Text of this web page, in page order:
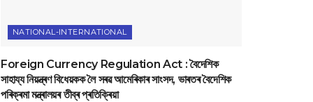
NATIONAL-INTERNATIONAL
Foreign Currency Regulation Act : বৈদেশিক
সাহায্য নিয়ন্ত্ৰণ বিধেয়কক লৈ সৰৱ আমেৰিকাৰ সাংসদ, ভাৰতৰ বৈদেশিক
পৰিক্ৰমা মন্ত্ৰালয়ৰ তীব্ৰ প্ৰতিক্ৰিয়া